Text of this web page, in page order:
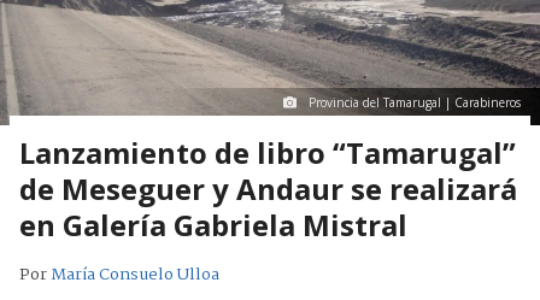
Provincia del Tamarugal | Carabineros
Lanzamiento de libro “Tamarugal”
de Meseguer y Andaur se realizará
en Galería Gabriela Mistral
PorMaría Consuelo Ulloa